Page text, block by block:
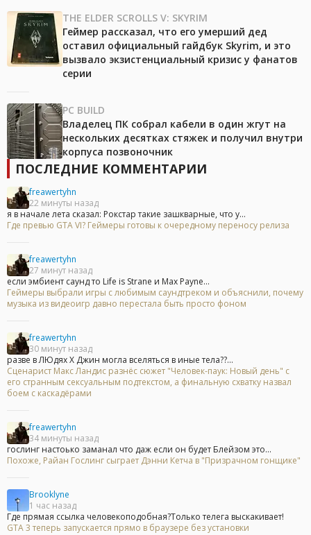
THE ELDER SCROLLS V: SKYRIM
Геймер рассказал, что его умерший дед
оставил официальный гайдбук Skyrim, и это
вызвало экзистенциальный кризис у фанатов
серии
PC BUILD
Владелец ПК собрал кабели в один жгут на
нескольких десятках стяжек и получил внутри
корпуса позвоночник
ПОСЛЕДНИЕ КОММЕНТАРИИ
freawertyhn
22 минуты назад
я в начале лета сказал: Рокстар такие зашкварные, что у...
Где превью GTA VI? Геймеры готовы к очередному переносу релиза
freawertyhn
27 минут назад
если эмбиент саунд то Life is Strane и Max Payne...
Геймеры выбрали игры с любимым саундтреком и объяснили, почему
музыка из видеоигр давно перестала быть просто фоном
freawertyhn
30 минут назад
разве в ЛЮдях Х Джин могла вселяться в иные тела??...
Сценарист Макс Ландис разнёс сюжет "Человек-паук: Новый день" с
его странным сексуальным подтекстом, а финальную схватку назвал
боем с каскадёрами
freawertyhn
34 минуты назад
гослинг настоько заманал что даж если он будет Блейзом это...
Похоже, Райан Гослинг сыграет Дэнни Кетча в "Призрачном гонщике"
Brooklyne
1 час назад
Где прямая ссылка человекоподобная?Только телега выскакивает!
GTA 3 теперь запускается прямо в браузере без установки